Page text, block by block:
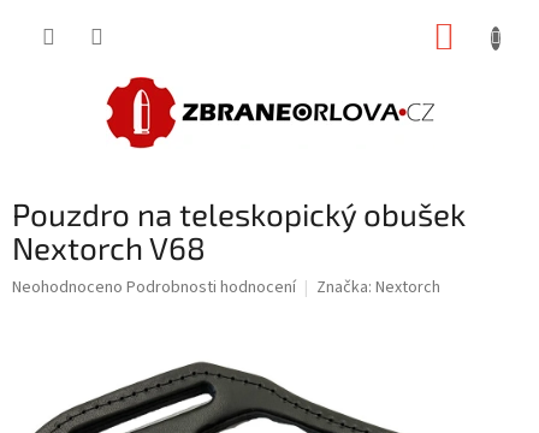
Pouzdro na teleskopický obušek
Nextorch V68
Průměrné
Neohodnoceno Podrobnosti hodnocení Značka: Nextorch